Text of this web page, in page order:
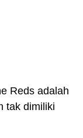
Reds adalah
tak dimiliki